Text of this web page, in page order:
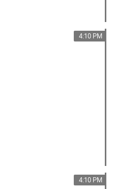
4:10 PM
4:10 PM